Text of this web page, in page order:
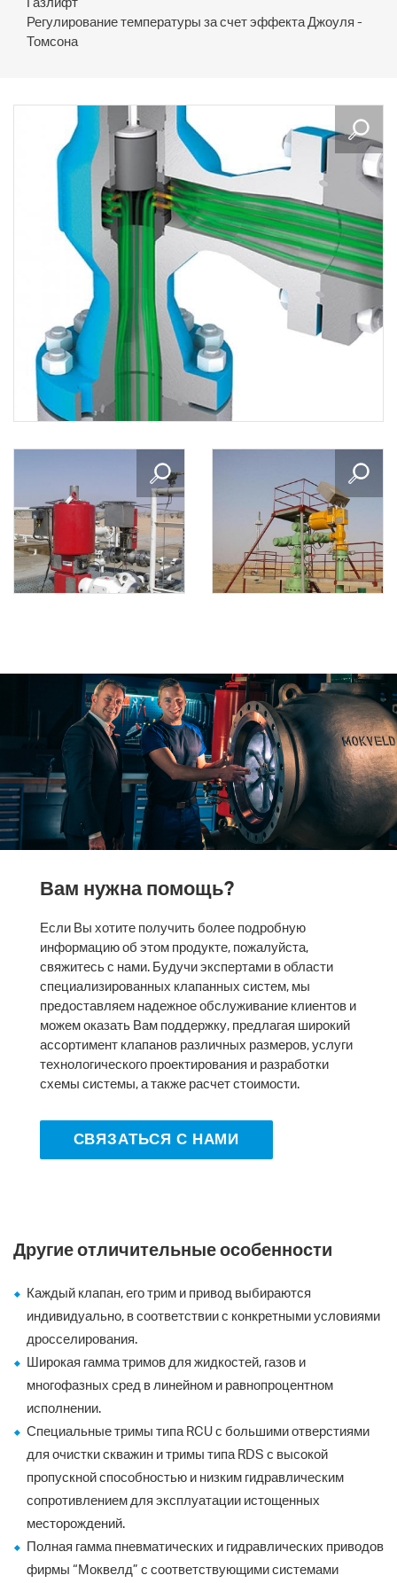
Регулирование температуры за счет эффекта Джоуля -
Томсона
Вам нужна помощь?
Если Вы хотите получить более подробную
информацию об этом продукте, пожалуйста,
свяжитесь с нами. Будучи экспертами в области
специализированных клапанных систем, мы
предоставляем надежное обслуживание клиентов и
можем оказать Вам поддержку, предлагая широкий
ассортимент клапанов различных размеров, услуги
технологического проектирования и разработки
схемы системы, а также расчет стоимости.
СВЯЗАТЬСЯ С НАМИ
Другие отличительные особенности
Каждый клапан, его трим и привод выбираются
индивидуально, в соответствии с конкретными условиями
дросселирования.
Широкая гамма тримов для жидкостей, газов и
многофазных сред в линейном и равнопроцентном
исполнении.
Специальные тримы типа RCU с большими отверстиями
для очистки скважин и тримы типа RDS с высокой
пропускной способностью и низким гидравлическим
сопротивлением для эксплуатации истощенных
месторождений.
Полная гамма пневматических и гидравлических приводов
фирмы “Моквелд” с соответствующими системами